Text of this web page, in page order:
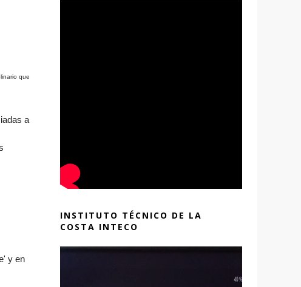
que
a
y en
INSTITUTO TÉCNICO DE LA
COSTA INTECO